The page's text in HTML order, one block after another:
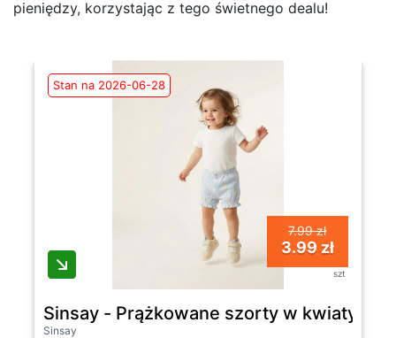
pieniędzy, korzystając z tego świetnego dealu!
Stan na 2026-06-28
7.99 zł
3.99 zł
szt
Sinsay - Prążkowane szorty w kwiaty -
Sinsay